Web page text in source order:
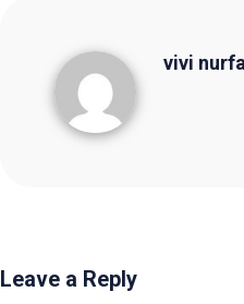
vivi
Leave a Reply